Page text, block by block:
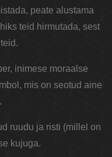
peate alustama
teid hirmutada, sest
inimese moraalse
mis on seotud aine
ruudu ja risti (millel on
kujuga.